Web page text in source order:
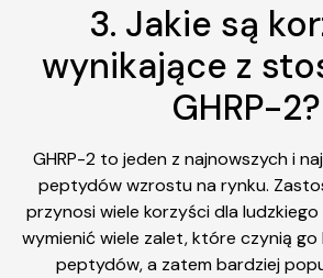
3. Jakie są
wynikające z
GHRP-2?
GHRP-2 to jeden z najnowszych i
peptydów wzrostu na rynku.
przynosi wiele korzyści dla ludzkiego
wymienić wiele zalet, które czynią
peptydów, a zatem bardziej